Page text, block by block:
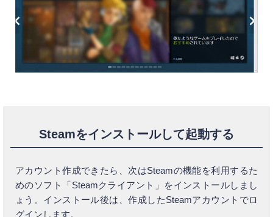
Steamをインストールして起動する
アカウント作成できたら、次はSteamの機能を利用するた
めのソフト「Steamクライアント」をインストールしまし
ょう。インストール後は、作成したSteamアカウントでロ
グインします。